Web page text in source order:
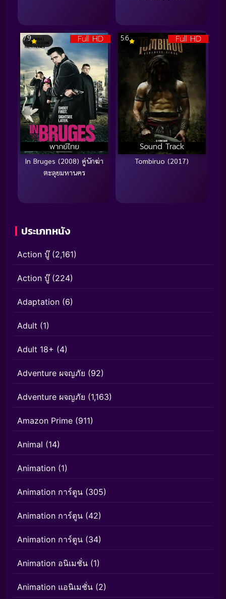
Full HD
พากย์ไทย
7.9
In Bruges (2008) คู่นักฆ่า
ตะลุยมหานคร
Full HD
Sound Track
5.6
Tombiruo (2017)
ประเภทหนัง
Action บู๊(2,161)
Action บู๊(224)
Adaptation (6)
Adult (1)
Adult 18+ (4)
Adventure ผจญภัย (92)
Adventure ผจญภัย (1,163)
Amazon Prime (911)
Animal (14)
Animation (1)
Animation การ์ตูน (305)
Animation การ์ตูน (42)
Animation การ์ตูน (34)
Animation อนิเมชั่น (1)
Animation แอนิเมชั่น (2)